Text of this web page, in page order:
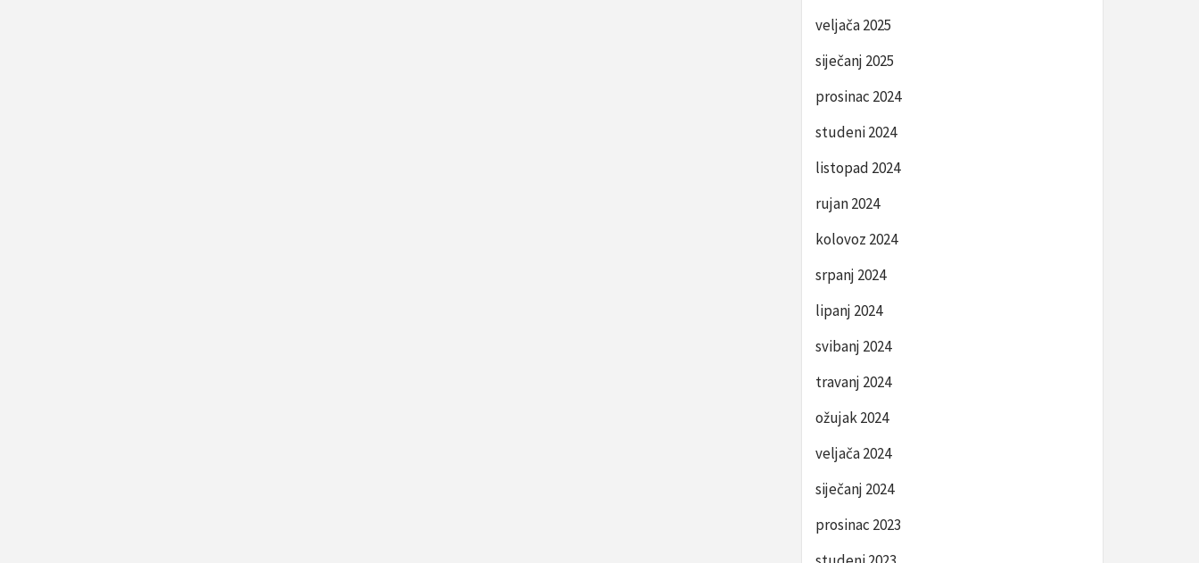
veljača 2025
siječanj 2025
prosinac 2024
studeni 2024
listopad 2024
rujan 2024
kolovoz 2024
srpanj 2024
lipanj 2024
svibanj 2024
travanj 2024
ožujak 2024
veljača 2024
siječanj 2024
prosinac 2023